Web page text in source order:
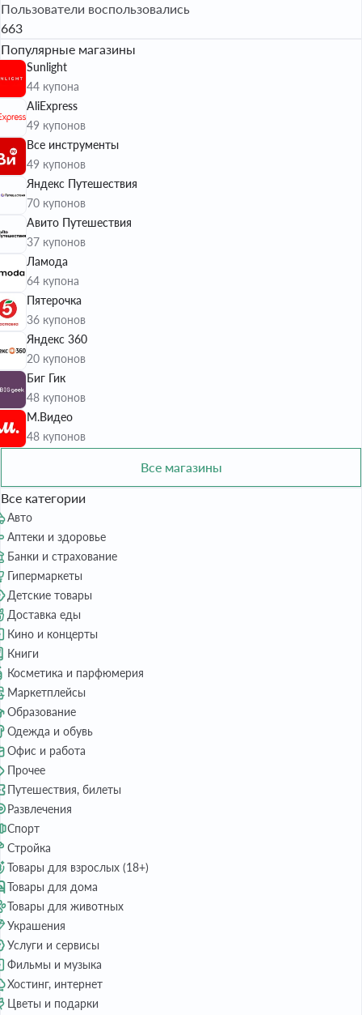
Пользователи воспользовались
663
Популярные магазины
Sunlight
44 купона
AliExpress
49 купонов
Все инструменты
49 купонов
Яндекс Путешествия
70 купонов
Авито Путешествия
37 купонов
Ламода
64 купона
Пятерочка
36 купонов
Яндекс 360
20 купонов
Биг Гик
48 купонов
М.Видео
48 купонов
Все магазины
Все категории
Авто
Аптеки и здоровье
Банки и страхование
Гипермаркеты
Детские товары
Доставка еды
Кино и концерты
Книги
Косметика и парфюмерия
Маркетплейсы
Образование
Одежда и обувь
Офис и работа
Прочее
Путешествия, билеты
Развлечения
Спорт
Стройка
Товары для взрослых (18+)
Товары для дома
Товары для животных
Украшения
Услуги и сервисы
Фильмы и музыка
Хостинг, интернет
Цветы и подарки